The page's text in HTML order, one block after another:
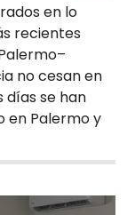
en lo
recientes
no cesan en
días se han
en Palermo y